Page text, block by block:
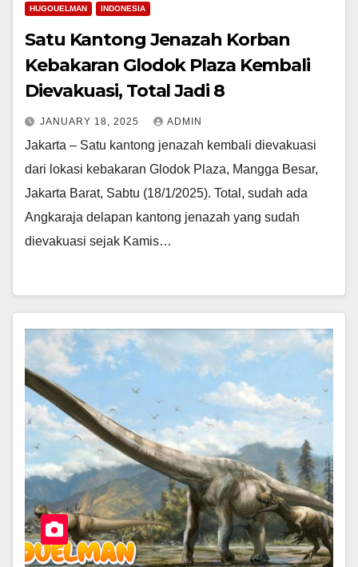
HUGOUELMAN INDONESIA
Satu Kantong Jenazah Korban
Kebakaran Glodok Plaza Kembali
Dievakuasi, Total Jadi 8
JANUARY 18, 2025 ADMIN
Jakarta – Satu kantong jenazah kembali dievakuasi
dari lokasi kebakaran Glodok Plaza, Mangga Besar,
Jakarta Barat, Sabtu (18/1/2025). Total, sudah ada
Angkaraja delapan kantong jenazah yang sudah
dievakuasi sejak Kamis…